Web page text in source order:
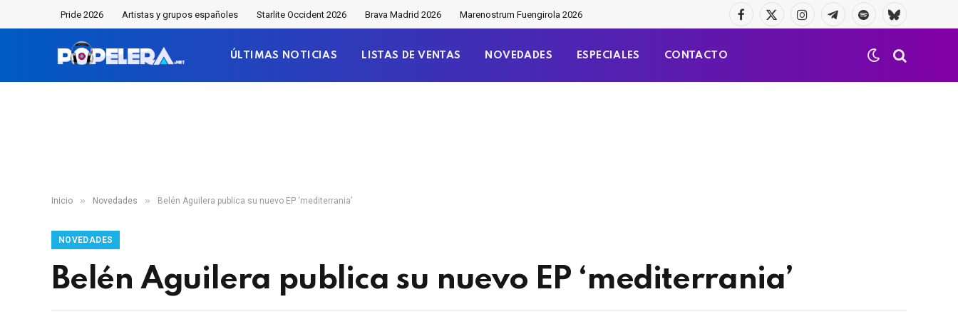
Pride 2026 Artistas y grupos españoles Starlite Occident 2026 Brava Madrid 2026 Marenostrum Fuengirola 2026
Facebook
X
InstagramTelegramaSpotifyBluesky
ÚLTIMAS NOTICIAS LISTAS DE VENTAS NOVEDADES ESPECIALES CONTACTO
Inicio » Novedades » Belén Aguilera publica su nuevo EP ‘mediterrania’
NOVEDADES
Belén Aguilera publica su nuevo EP ‘mediterrania’